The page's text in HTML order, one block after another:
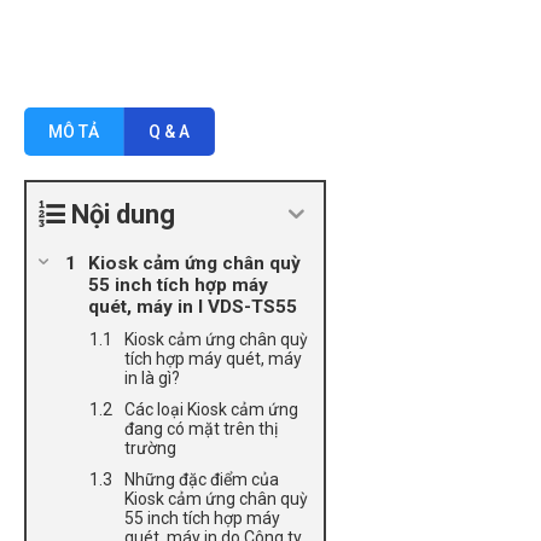
MÔ TẢ Q & A
Nội dung
Kiosk cảm ứng chân quỳ
55 inch tích hợp máy
quét, máy in l VDS-TS55
Kiosk cảm ứng chân quỳ
tích hợp máy quét, máy
in là gì?
Các loại Kiosk cảm ứng
đang có mặt trên thị
trường
Những đặc điểm của
Kiosk cảm ứng chân quỳ
55 inch tích hợp máy
quét, máy in do Công ty